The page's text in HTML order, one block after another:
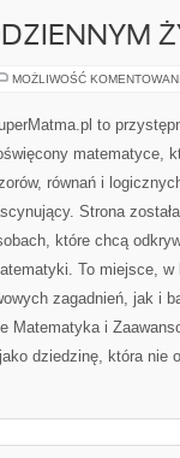
MOŻLIWOŚĆ
to
matematyce,
równań i
Strona
które chcą
To miejsce,
zagadnień, jak i
i
dziedzinę, która nie